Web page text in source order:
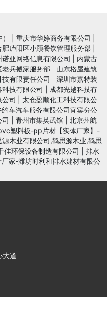
重庆市华婷商务有限公司
肥庐阳区小顾餐饮管理服务部
诺亚网络信息有限公司
内蒙古
老兵搬家服务部
山东格屋建筑
有限责任公司
深圳市嘉特装
技有限公司
成都光越科技有
公司
太仓盈顺化工科技有限公
约车汽车服务有限公司宜宾分公
司 青州市集英武馆
北京州航
塑料板-pp片材【实体厂家】-
源木业有限公司,鹤思源木业,鹤思
佳环保设备制造有限公司
排水
家-潍坊时利和排水建材有限公
大道